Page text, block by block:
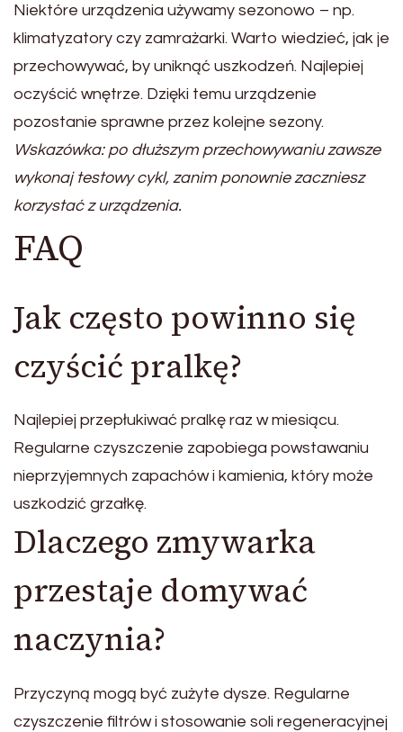
Niektóre urządzenia używamy sezonowo – np.
klimatyzatory czy zamrażarki. Warto wiedzieć, jak je
przechowywać, by uniknąć uszkodzeń. Najlepiej
oczyścić wnętrze. Dzięki temu urządzenie
pozostanie sprawne przez kolejne sezony.
Wskazówka: po dłuższym przechowywaniu zawsze
wykonaj testowy cykl, zanim ponownie zaczniesz
korzystać z urządzenia.
FAQ
Jak często powinno się
czyścić pralkę?
Najlepiej przepłukiwać pralkę raz w miesiącu.
Regularne czyszczenie zapobiega powstawaniu
nieprzyjemnych zapachów i kamienia, który może
uszkodzić grzałkę.
Dlaczego zmywarka
przestaje domywać
naczynia?
Przyczyną mogą być zużyte dysze. Regularne
czyszczenie filtrów i stosowanie soli regeneracyjnej